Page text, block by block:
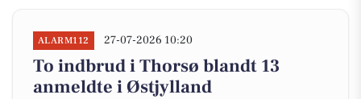
ALARM112 27-07-2026 10:20
To indbrud i Thorsø blandt 13
anmeldte i Østjylland